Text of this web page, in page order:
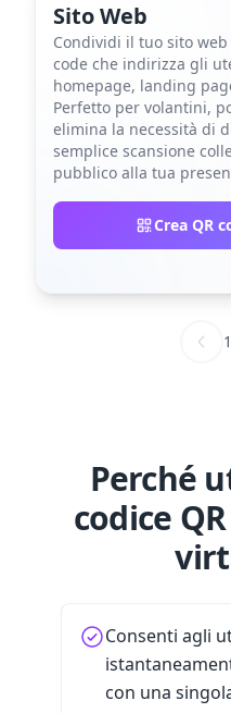
Sito Web
Condividi il tuo sito
code che indirizza gli
homepage, landing
Perfetto per volantini,
elimina la necessità di
semplice scansione
pubblico alla tua
Crea QR
1
Perché
codice
Consenti agli
con una